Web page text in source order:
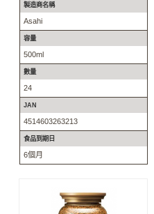
製造商名稱
Asahi
容量
500ml
數量
24
JAN
4514603263213
食品到期日
6個月